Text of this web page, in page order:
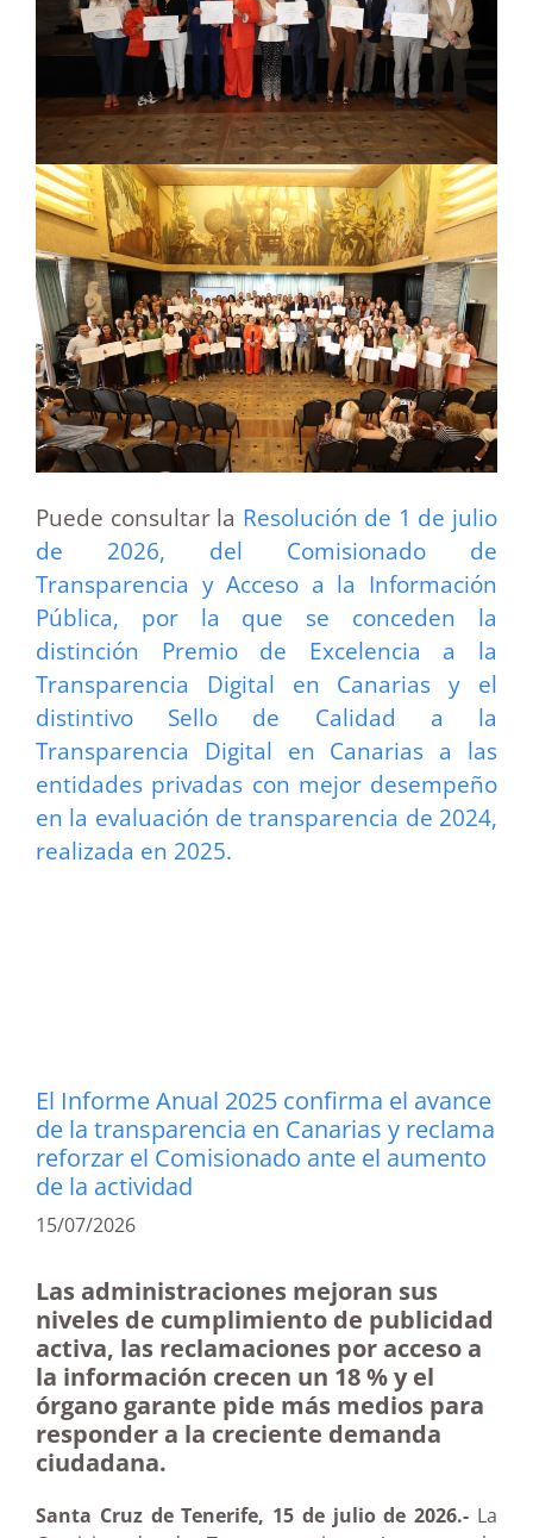
Puede consultar la Resolución de 1 de julio
de 2026, del Comisionado de
Transparencia y Acceso a la Información
Pública, por la que se conceden la
distinción Premio de Excelencia a la
Transparencia Digital en Canarias y el
distintivo Sello de Calidad a la
Transparencia Digital en Canarias a las
entidades privadas con mejor desempeño
en la evaluación de transparencia de 2024,
realizada en 2025.
El Informe Anual 2025 confirma el avance
de la transparencia en Canarias y reclama
reforzar el Comisionado ante el aumento
de la actividad
15/07/2026
Las administraciones mejoran sus
niveles de cumplimiento de publicidad
activa, las reclamaciones por acceso a
la información crecen un 18 % y el
órgano garante pide más medios para
responder a la creciente demanda
ciudadana.
Santa Cruz de Tenerife, 15 de julio de 2026.- La